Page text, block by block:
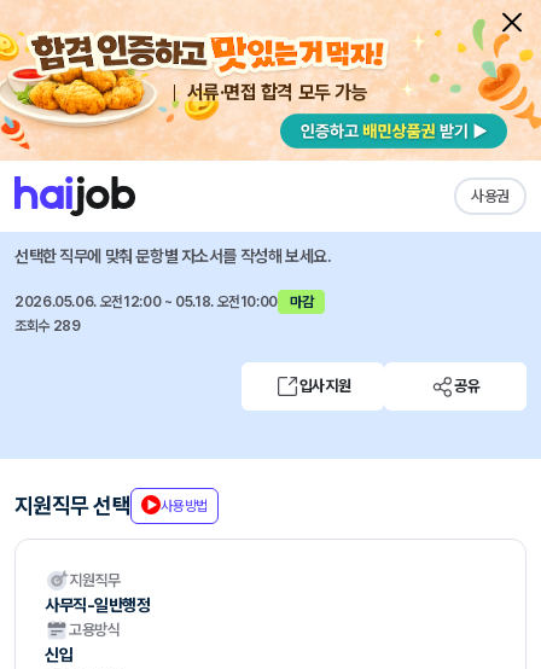
서류·면접 합격 모두 가능
사용권
채용공고 자소서 자유항목 자소서 내 작성목록
한양대학교병원 즐겨찾기
2026년 7월 직원 채용
선택한 직무에 맞춰 문항별 자소서를 작성해 보세요.
2026.05.06. 오전12:00 ~ 05.18. 오전10:00
마감
조회수 289
입사지원 공유
지원직무 선택 사용방법
지원직무
사무직-일반행정
고용방식
신입